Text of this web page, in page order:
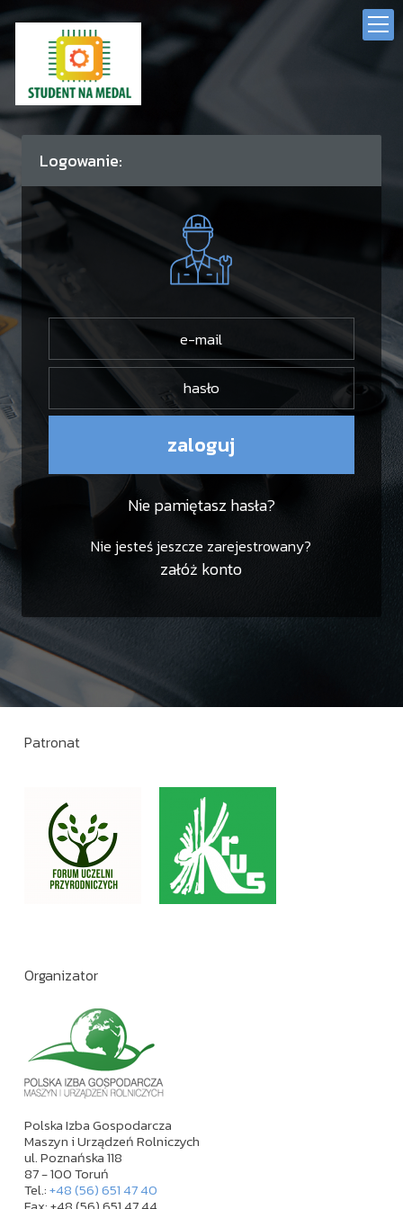
Logowanie:
zaloguj
Nie pamiętasz hasła?
Nie jesteś jeszcze zarejestrowany?
załóż konto
Patronat
Organizator
Polska Izba Gospodarcza
Maszyn i Urządzeń Rolniczych
ul. Poznańska 118
87 - 100 Toruń
Tel.:+48 (56) 651 47 40